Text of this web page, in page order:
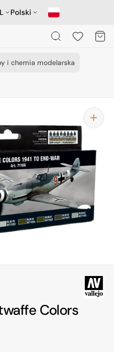
Polski
Koszyk
i chemia modelarska
Otwórz
media
1
widoku
galerii
Colors